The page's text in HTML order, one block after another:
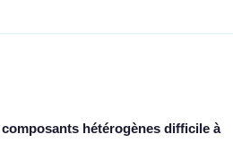
hétérogènes difficile à